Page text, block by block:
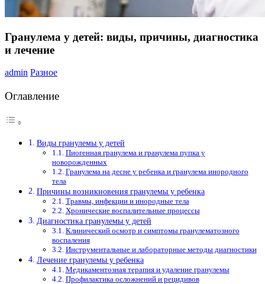
Гранулема у детей: виды, причины, диагностика
и лечение
admin Разное
Оглавление
Виды гранулемы у детей
Пиогенная гранулема и гранулема пупка у
новорожденных
Гранулема на десне у ребенка и гранулема инородного
тела
Причины возникновения гранулемы у ребенка
Травмы, инфекции и инородные тела
Хронические воспалительные процессы
Диагностика гранулемы у детей
Клинический осмотр и симптомы гранулематозного
воспаления
Инструментальные и лабораторные методы диагностики
Лечение гранулемы у ребенка
Медикаментозная терапия и удаление гранулемы
Профилактика осложнений и рецидивов